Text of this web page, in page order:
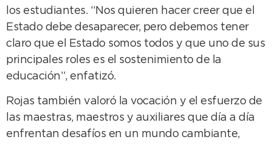
los estudiantes. “Nos quieren hacer creer que el
Estado debe desaparecer, pero debemos tener
claro que el Estado somos todos y que uno de sus
principales roles es el sostenimiento de la
educación”, enfatizó.
Rojas también valoró la vocación y el esfuerzo de
las maestras, maestros y auxiliares que día a día
enfrentan desafíos en un mundo cambiante,